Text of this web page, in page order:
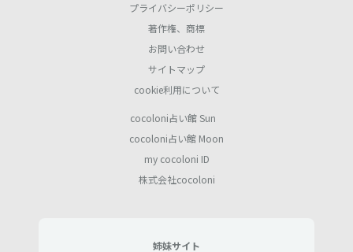
プライバシーポリシー
著作権、商標
お問い合わせ
サイトマップ
cookie利用について
cocoloni占い館 Sun
cocoloni占い館 Moon
my cocoloni ID
株式会社cocoloni
姉妹サイト